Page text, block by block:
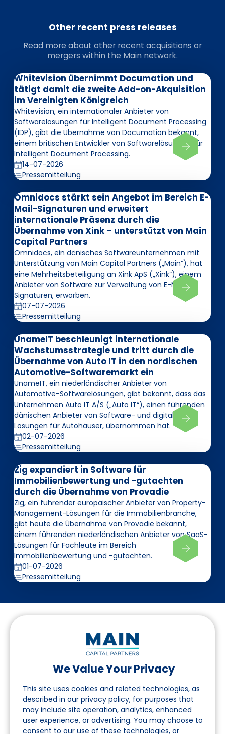
We Value Your Privacy
This site uses cookies and related technologies, as
described in our privacy policy, for purposes that
may include site operation, analytics, enhanced
user experience, or advertising. You may choose to
consent to our use of these technologies, or
Other recent press releases
Read more about other recent acquisitions or
mergers within the Main network.
Whitevision übernimmt Documation und
tätigt damit die zweite Add-on-Akquisition
im Vereinigten Königreich
Whitevision, ein internationaler Anbieter von
Softwarelösungen für Intelligent Document Processing
(IDP), gibt die Übernahme von Documation bekannt,
einem britischen Entwickler von Softwarelösungen für
Intelligent Document Processing.
14-07-2026
Pressemitteilung
Omnidocs stärkt sein Angebot im Bereich E-
Mail-Signaturen und erweitert
internationale Präsenz durch die
Übernahme von Xink – unterstützt von Main
Capital Partners
Omnidocs, ein dänisches Softwareunternehmen mit
Unterstützung von Main Capital Partners („Main“), hat
eine Mehrheitsbeteiligung an Xink ApS („Xink“), einem
Anbieter von Software zur Verwaltung von E-Mail-
Signaturen, erworben.
07-07-2026
Pressemitteilung
UnameIT beschleunigt internationale
Wachstumsstrategie und tritt durch die
Übernahme von Auto IT in den nordischen
Automotive-Softwaremarkt ein
UnameIT, ein niederländischer Anbieter von
Automotive-Softwarelösungen, gibt bekannt, dass das
Unternehmen Auto IT A/S („Auto IT“), einen führenden
dänischen Anbieter von Software- und digitalen
Lösungen für Autohäuser, übernommen hat.
02-07-2026
Pressemitteilung
Zig expandiert in Software für
Immobilienbewertung und -gutachten
durch die Übernahme von Provadie
Zig, ein führender europäischer Anbieter von Property-
Management-Lösungen für die Immobilienbranche,
gibt heute die Übernahme von Provadie bekannt,
einem führenden niederländischen Anbieter von SaaS-
Lösungen für Fachleute im Bereich
Immobilienbewertung und -gutachten.
01-07-2026
Pressemitteilung
Folgen Sie uns auf LinkedIn
Seite